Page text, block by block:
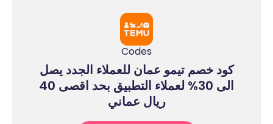
Codes
كود خصم تيمو عمان للعملاء الجدد يصل
الى 30% لعملاء التطبيق بحد اقصى 40
ريال عماني